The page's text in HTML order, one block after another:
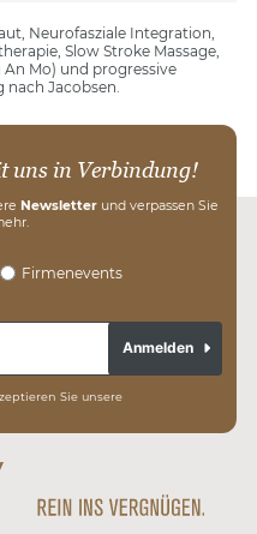
Neurofasziale Integration,
Slow Stroke Massage,
An Mo) und progressive
Jacobsen.
uns in Verbindung!
Newsletter und verpassen Sie
Firmenevents
Sie unsere
Anmelden